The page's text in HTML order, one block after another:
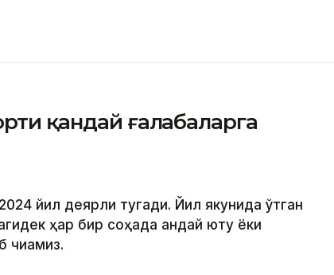
қандай ғалабаларга
йил деярли тугади. Йил якунида ўтган
ҳар бир соҳада қандай ютуқ ёки
чиқамиз.